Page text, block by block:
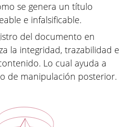
se genera un título
e infalsificable.
del documento en
la integridad, trazabilidad e
Lo cual ayuda a
de manipulación posterior.